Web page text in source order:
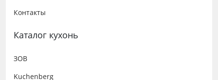
Контакты
Каталог кухонь
ЗОВ
Kuchenberg